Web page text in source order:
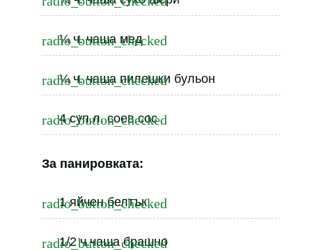
¼ ч. чаша мед
¼ ч. чаша пилешки бульон
4 суп.л. соев сос
За панировката:
1 яйчен белтък
1/2 ч.чаша брашно